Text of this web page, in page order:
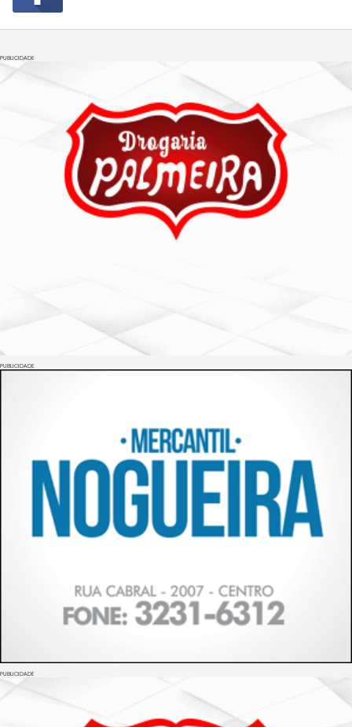
PUBLICIDADE
PUBLICIDADE
PUBLICIDADE